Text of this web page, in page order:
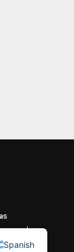
Spanish
English